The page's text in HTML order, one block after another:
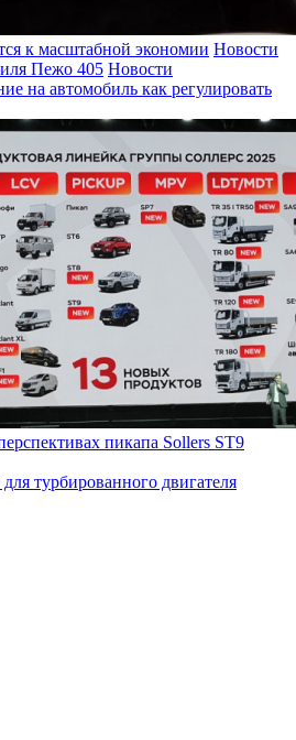
к масштабной экономии Новости
Пежо 405 Новости
на автомобиль как регулировать
пикапа Sollers ST9
турбированного двигателя